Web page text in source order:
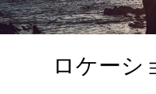
ロケーシ